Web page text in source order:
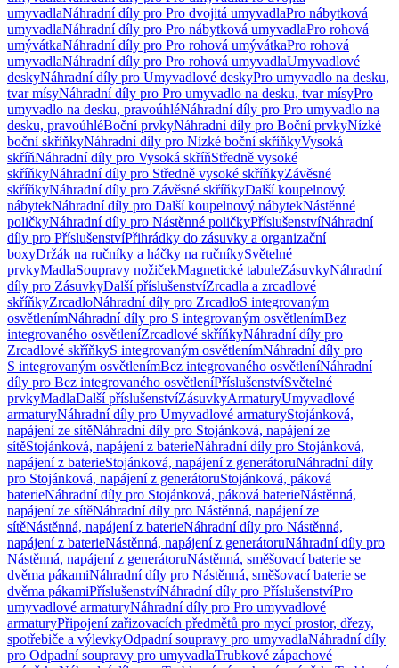
umyvadlaNáhradní díly pro Pro dvojitá umyvadlaPro nábytková
umyvadlaNáhradní díly pro Pro nábytková umyvadlaPro rohová
umývátkaNáhradní díly pro Pro rohová umývátkaPro rohová
umyvadlaNáhradní díly pro Pro rohová umyvadlaUmyvadlové
deskyNáhradní díly pro Umyvadlové deskyPro umyvadlo na desku,
tvar mísyNáhradní díly pro Pro umyvadlo na desku, tvar mísyPro
umyvadlo na desku, pravoúhléNáhradní díly pro Pro umyvadlo na
desku, pravoúhléBoční prvkyNáhradní díly pro Boční prvkyNízké
boční skříňkyNáhradní díly pro Nízké boční skříňkyVysoká
skříňNáhradní díly pro Vysoká skříňStředně vysoké
skříňkyNáhradní díly pro Středně vysoké skříňkyZávěsné
skříňkyNáhradní díly pro Závěsné skříňkyDalší koupelnový
nábytekNáhradní díly pro Další koupelnový nábytekNástěnné
poličkyNáhradní díly pro Nástěnné poličkyPříslušenstvíNáhradní
díly pro PříslušenstvíPřihrádky do zásuvky a organizační
boxyDržák na ručníky a háčky na ručníkySvětelné
prvkyMadlaSoupravy nožičekMagnetické tabuleZásuvkyNáhradní
díly pro ZásuvkyDalší příslušenstvíZrcadla a zrcadlové
skříňkyZrcadloNáhradní díly pro ZrcadloS integrovaným
osvětlenímNáhradní díly pro S integrovaným osvětlenímBez
integrovaného osvětleníZrcadlové skříňkyNáhradní díly pro
Zrcadlové skříňkyS integrovaným osvětlenímNáhradní díly pro
S integrovaným osvětlenímBez integrovaného osvětleníNáhradní
díly pro Bez integrovaného osvětleníPříslušenstvíSvětelné
prvkyMadlaDalší příslušenstvíZásuvkyArmaturyUmyvadlové
armaturyNáhradní díly pro Umyvadlové armaturyStojánková,
napájení ze sítěNáhradní díly pro Stojánková, napájení ze
sítěStojánková, napájení z baterieNáhradní díly pro Stojánková,
napájení z baterieStojánková, napájení z generátoruNáhradní díly
pro Stojánková, napájení z generátoruStojánková, páková
baterieNáhradní díly pro Stojánková, páková baterieNástěnná,
napájení ze sítěNáhradní díly pro Nástěnná, napájení ze
sítěNástěnná, napájení z baterieNáhradní díly pro Nástěnná,
napájení z baterieNástěnná, napájení z generátoruNáhradní díly pro
Nástěnná, napájení z generátoruNástěnná, směšovací baterie se
dvěma pákamiNáhradní díly pro Nástěnná, směšovací baterie se
dvěma pákamiPříslušenstvíNáhradní díly pro PříslušenstvíPro
umyvadlové armaturyNáhradní díly pro Pro umyvadlové
armaturyPřipojení zařizovacích předmětů pro mycí prostor, dřezy,
spotřebiče a výlevkyOdpadní soupravy pro umyvadlaNáhradní díly
pro Odpadní soupravy pro umyvadlaTrubkové zápachové